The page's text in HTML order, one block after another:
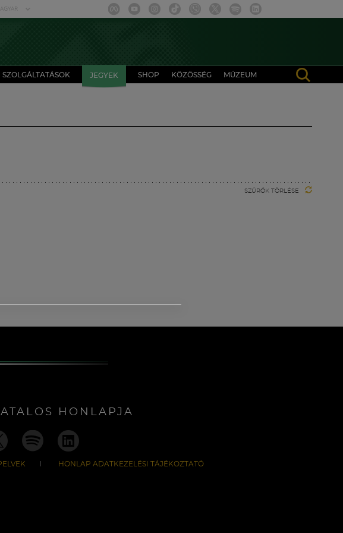
SZOLGÁLTATÁSOK JEGYEK SHOP KÖZÖSSÉG MÚZEUM
SZŰRŐK TÖRLÉSE
HONLAPJA
HONLAP ADATKEZELÉSI TÁJÉKOZTATÓ